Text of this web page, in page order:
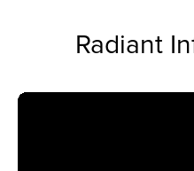
Radiant